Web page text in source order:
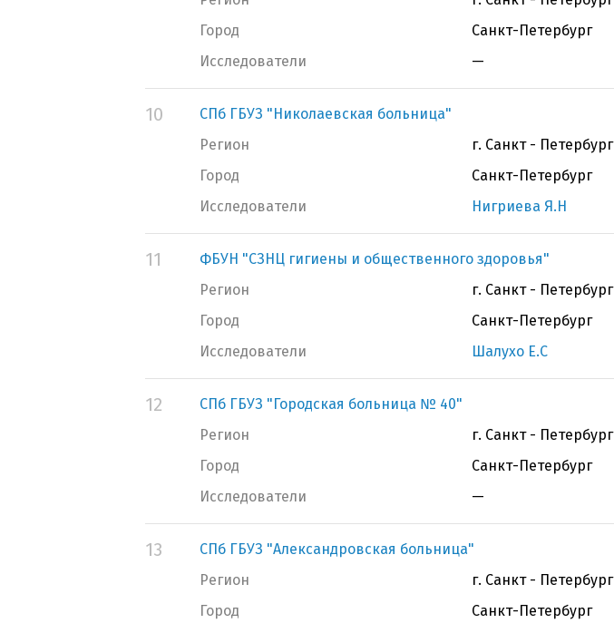
Город
Санкт-Петербург
Исследователи
—
10
СПб ГБУЗ "Николаевская больница"
Регион
г. Санкт - Петербург
Город
Санкт-Петербург
Исследователи
Нигриева Я.Н
11
ФБУН "СЗНЦ гигиены и общественного здоровья"
Регион
г. Санкт - Петербург
Город
Санкт-Петербург
Исследователи
Шалухо Е.С
12
СПб ГБУЗ "Городская больница № 40"
Регион
г. Санкт - Петербург
Город
Санкт-Петербург
Исследователи
—
13
СПб ГБУЗ "Александровская больница"
Регион
г. Санкт - Петербург
Город
Санкт-Петербург